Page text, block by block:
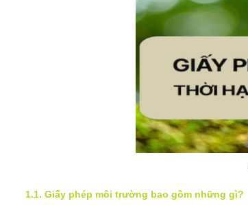
1.1. Giấy phép môi trường bao gồm những gì?